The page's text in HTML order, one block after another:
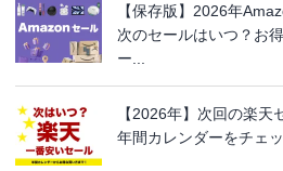
【保存版】2026年
次のセールはいつ？お
ー...
【2026年】次回の楽天
年間カレンダーをチェ